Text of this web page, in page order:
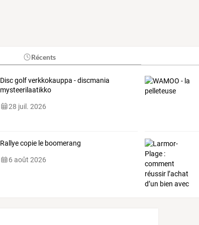
Récents
Disc golf verkkokauppa - discmania
mysteerilaatikko
28 juil. 2026
Rallye copie le boomerang
6 août 2026